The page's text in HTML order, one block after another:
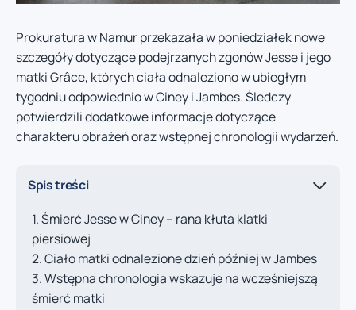
Prokuratura w Namur przekazała w poniedziałek nowe
szczegóły dotyczące podejrzanych zgonów Jesse i jego
matki Grâce, których ciała odnaleziono w ubiegłym
tygodniu odpowiednio w Ciney i Jambes. Śledczy
potwierdzili dodatkowe informacje dotyczące
charakteru obrażeń oraz wstępnej chronologii wydarzeń.
Spis treści
Śmierć Jesse w Ciney – rana kłuta klatki
piersiowej
Ciało matki odnalezione dzień później w Jambes
Wstępna chronologia wskazuje na wcześniejszą
śmierć matki